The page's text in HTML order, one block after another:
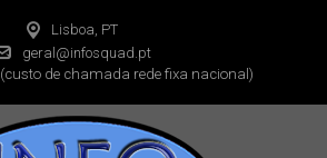
Lisboa, PT
geral@infosquad.pt
(custo de chamada rede fixa nacional)